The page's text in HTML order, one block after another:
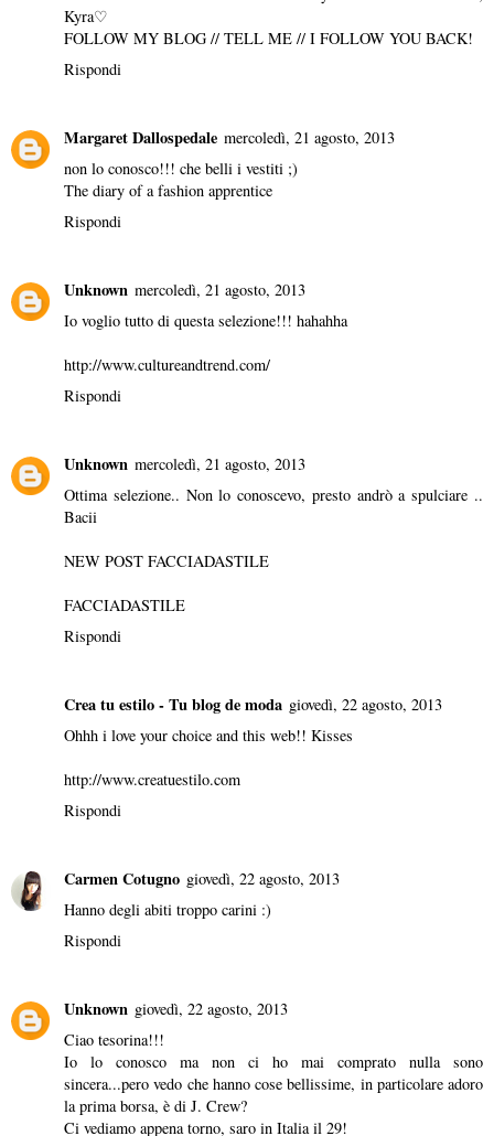
Kyra♡
FOLLOW MY BLOG // TELL ME // I FOLLOW YOU BACK!
Rispondi
Margaret Dallospedale mercoledì, 21 agosto, 2013
non lo conosco!!! che belli i vestiti ;)
The diary of a fashion apprentice
Rispondi
Unknown mercoledì, 21 agosto, 2013
Io voglio tutto di questa selezione!!! hahahha
http://www.cultureandtrend.com/
Rispondi
Unknown mercoledì, 21 agosto, 2013
Ottima selezione.. Non lo conoscevo, presto andrò a spulciare ..
Bacii
NEW POST FACCIADASTILE
FACCIADASTILE
Rispondi
Crea tu estilo - Tu blog de moda giovedì, 22 agosto, 2013
Ohhh i love your choice and this web!! Kisses
http://www.creatuestilo.com
Rispondi
Carmen Cotugno giovedì, 22 agosto, 2013
Hanno degli abiti troppo carini :)
Rispondi
Unknown giovedì, 22 agosto, 2013
Ciao tesorina!!!
Io lo conosco ma non ci ho mai comprato nulla sono
sincera...pero vedo che hanno cose bellissime, in particolare adoro
la prima borsa, è di J. Crew?
Ci vediamo appena torno, saro in Italia il 29!